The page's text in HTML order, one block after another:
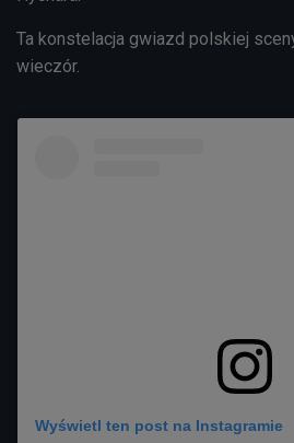
Ta konstelacja gwiazd polskiej
wieczór.
Wyświetl ten post na Instagramie